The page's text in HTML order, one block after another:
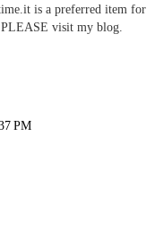
is a preferred item for
visit my blog.
PM